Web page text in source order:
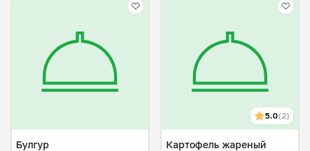
Булгур
5.0(2)
Картофель жареный